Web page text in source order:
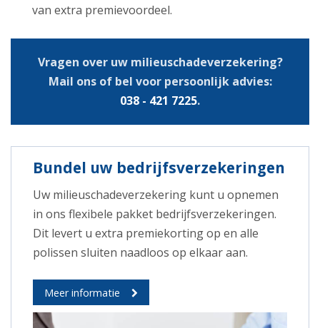
van extra premievoordeel.
Vragen over uw milieuschadeverzekering?
Mail ons of bel voor persoonlijk advies:
038 - 421 7225.
Bundel uw bedrijfsverzekeringen
Uw milieuschadeverzekering kunt u opnemen
in ons flexibele pakket bedrijfsverzekeringen.
Dit levert u extra premiekorting op en alle
polissen sluiten naadloos op elkaar aan.
Meer informatie